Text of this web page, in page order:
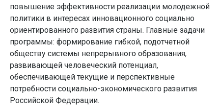
повышение эффективности реализации молодежной
политики в интересах инновационного социально
ориентированного развития страны. Главные задачи
программы: формирование гибкой, подотчетной
обществу системы непрерывного образования,
развивающей человеческий потенциал,
обеспечивающей текущие и перспективные
потребности социально-экономического развития
Российской Федерации.